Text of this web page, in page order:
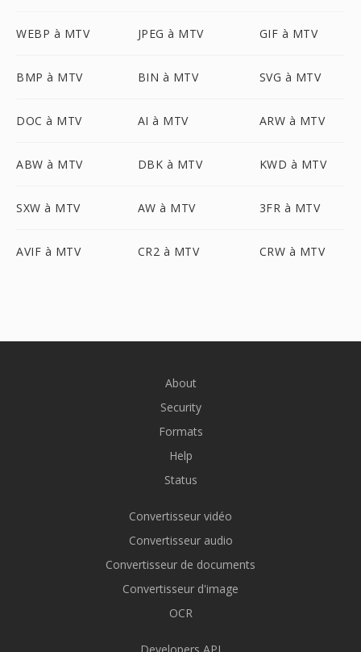
WEBP à MTV JPEG à MTV GIF à MTV
BMP à MTV BIN à MTV SVG à MTV
DOC à MTV AI à MTV ARW à MTV
ABW à MTV DBK à MTV KWD à MTV
SXW à MTV AW à MTV 3FR à MTV
AVIF à MTV CR2 à MTV CRW à MTV
About
Security
Formats
Help
Status
Convertisseur vidéo
Convertisseur audio
Convertisseur de documents
Convertisseur d'image
OCR